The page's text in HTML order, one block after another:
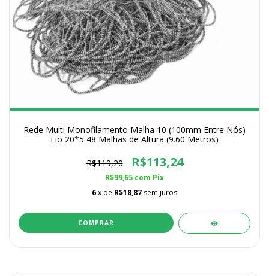
Rede Multi Monofilamento Malha 10 (100mm Entre Nós)
Fio 20*5 48 Malhas de Altura (9.60 Metros)
R$119,20 R$113,24
R$99,65 com Pix
6x de R$18,87 sem juros
COMPRAR